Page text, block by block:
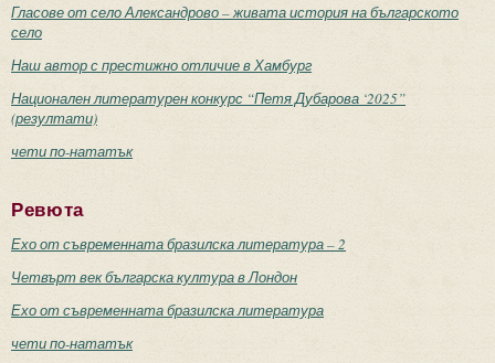
Гласове от село Александрово – живата история на българското
село
Наш автор с престижно отличие в Хамбург
Национален литературен конкурс “Петя Дубарова ‘2025”
(резултати)
чети по-нататък
Ревюта
Ехо от съвременната бразилска литература – 2
Четвърт век българска култура в Лондон
Ехо от съвременната бразилска литература
чети по-нататък